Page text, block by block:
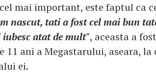
mai important, este faptul ca
nascut, tati a fost cel mai bun
atat de mult", aceasta a
11 ani a Megastarului, aseara, la
ei.